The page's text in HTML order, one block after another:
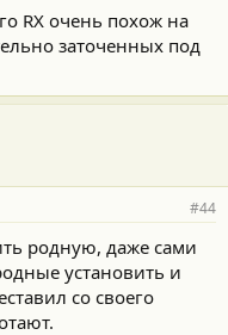
RX очень похож на
заточенных под
#44
родную, даже сами
установить и
со своего